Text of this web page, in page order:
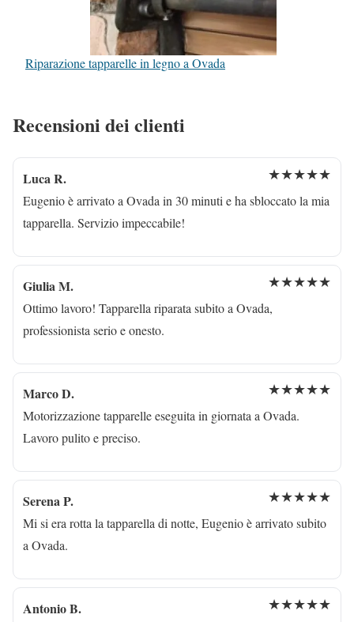
Riparazione tapparelle in legno a Ovada
Recensioni dei clienti
Luca R. ★★★★★
Eugenio è arrivato a Ovada in 30 minuti e ha sbloccato la mia
tapparella. Servizio impeccabile!
Giulia M. ★★★★★
Ottimo lavoro! Tapparella riparata subito a Ovada,
professionista serio e onesto.
Marco D. ★★★★★
Motorizzazione tapparelle eseguita in giornata a Ovada.
Lavoro pulito e preciso.
Serena P. ★★★★★
Mi si era rotta la tapparella di notte, Eugenio è arrivato subito
a Ovada.
Antonio B. ★★★★★